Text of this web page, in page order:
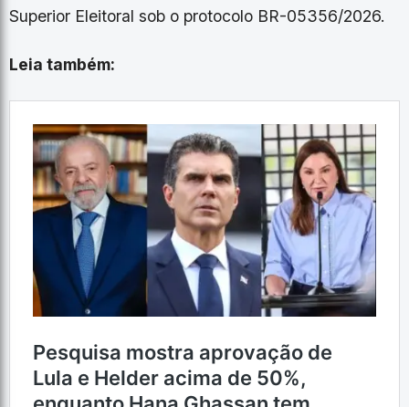
Superior Eleitoral sob o protocolo BR-05356/2026.
Leia também: